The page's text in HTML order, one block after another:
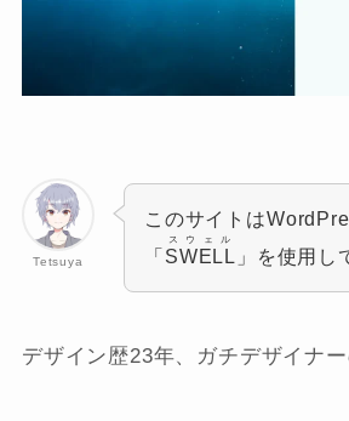
Tetsuya
このサイトは
「SWELL
スウェル
」を使用し
デザイン歴23年、ガチデザイナー